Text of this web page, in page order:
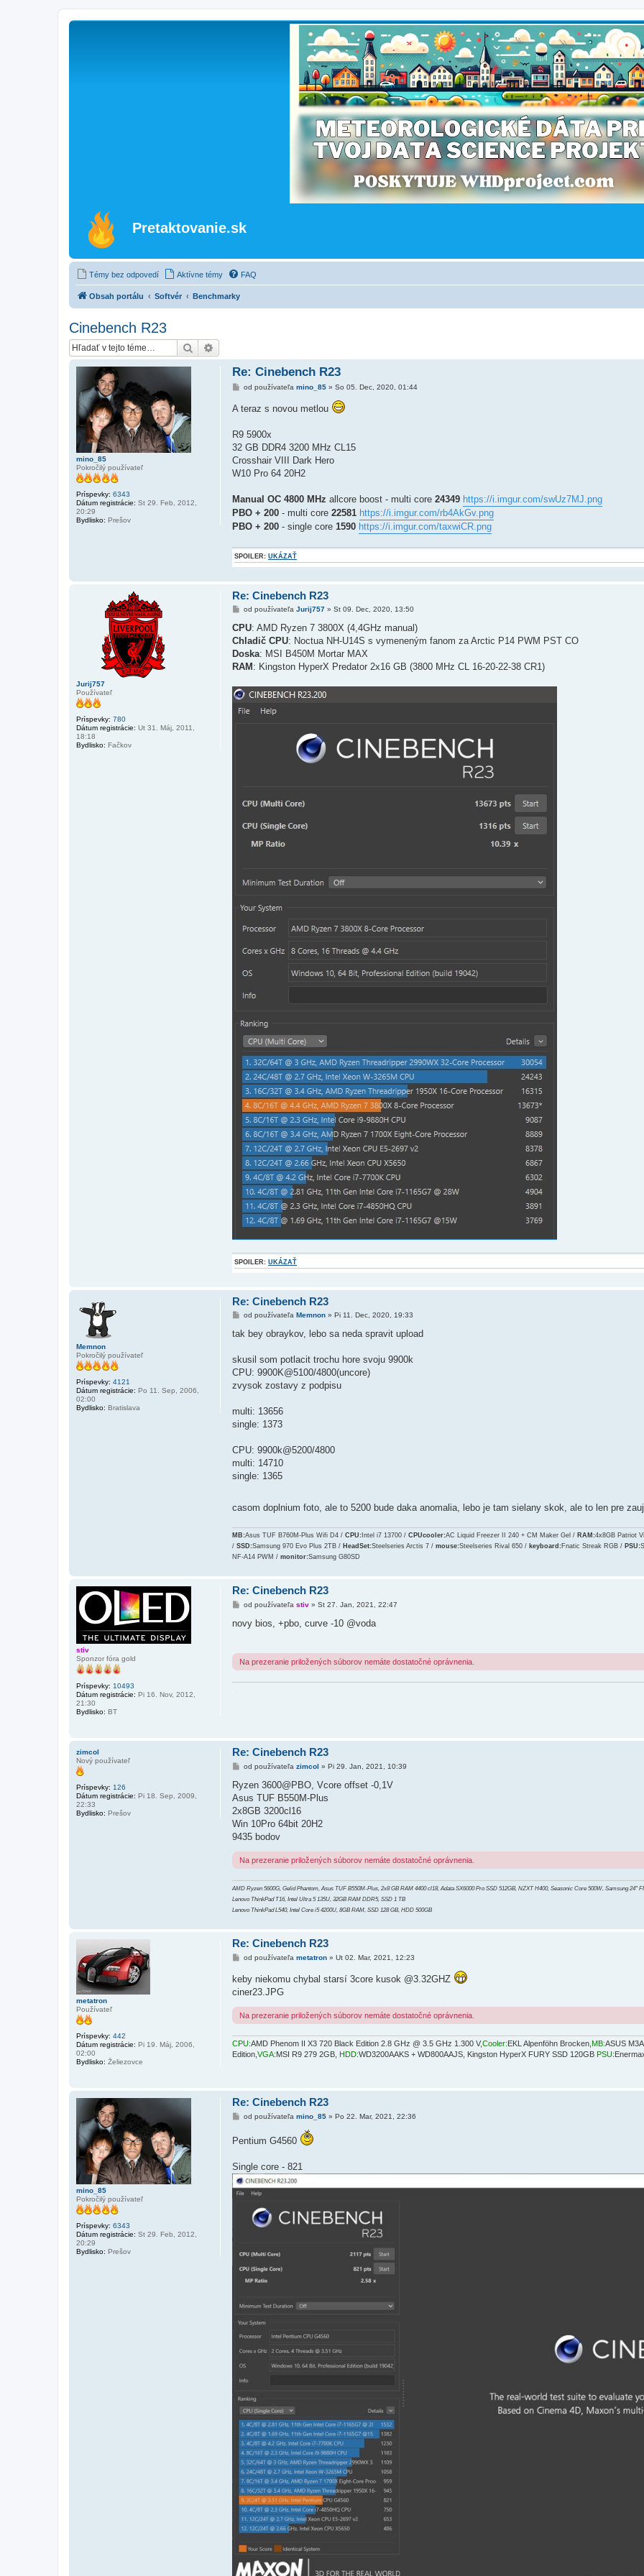
Pretaktovanie.sk
Témy bez odpovedí Aktívne témy FAQ
Obsah portálu Softvér Benchmarky
Cinebench R23
Hľadať
mino_85
Pokročilý používateľ
Príspevky: 6343
Dátum registrácie: St 29. Feb, 2012,
20:29
Bydlisko: Prešov
Re: Cinebench R23
P
s
e
v
o
od používateľa mino_85» So 05. Dec, 2020, 01:44
A teraz s novou metlou
R9 5900x
32 GB DDR4 3200 MHz CL15
Crosshair VIII Dark Hero
W10 Pro 64 20H2
Manual OC 4800 MHz allcore boost - multi core 24349 https://i.imgur.com/swUz7MJ.png
PBO + 200 - multi core 22581 https://i.imgur.com/rb4AkGv.png
PBO + 200 - single core 1590 https://i.imgur.com/taxwiCR.png
SPOILER: UKÁZAŤ
Jurij757
Používateľ
Príspevky: 780
Dátum registrácie: Ut 31. Máj, 2011,
18:18
Bydlisko: Fačkov
Re: Cinebench R23
P
í
p
e
o
od používateľa Jurij757» St 09. Dec, 2020, 13:50
CPU: AMD Ryzen 7 3800X (4,4GHz manual)
Chladič CPU: Noctua NH-U14S s vymeneným fanom za Arctic P14 PWM PST CO
Doska: MSI B450M Mortar MAX
RAM : Kingston HyperX Predator 2x16 GB (3800 MHz CL 16-20-22-38 CR1)
SPOILER: UKÁZAŤ
Memnon
Pokročilý používateľ
Príspevky: 4121
Dátum registrácie: Po 11. Sep, 2006,
02:00
Bydlisko: Bratislava
Re: Cinebench R23
P
í
e
o
k
od používateľa Memnon» Pi 11. Dec, 2020, 19:33
tak bey obraykov, lebo sa neda spravit upload
skusil som potlacit trochu hore svoju 9900k
CPU: 9900K@5100/4800(uncore)
zvysok zostavy z podpisu
multi: 13656
single: 1373
CPU: 9900k@5200/4800
multi: 14710
single: 1365
casom doplnium foto, ale to 5200 bude daka anomalia, lebo je tam sielany skok, ale to len pre
MB:Asus TUF B760M-Plus Wifi D4 / CPU: Intel i7 13700 / CPUcooler:AC Liquid Freezer II 240 + CM Maker Gel / RAM:4x8GB Patriot
/ SSD:Samsung 970 Evo Plus 2TB / HeadSet:Steelseries Arctis 7 / mouse:Steelseries Rival 650 / keyboard:Fnatic Streak RGB / PSU:
NF-A14 PWM / monitor:Samsung G80SD
stiv
Sponzor fóra gold
Príspevky: 10493
Dátum registrácie: Pi 16. Nov, 2012,
21:30
Bydlisko: BT
Re: Cinebench R23
P
í
v
o
k
od používateľa stiv» St 27. Jan, 2021, 22:47
novy bios, +pbo, curve -10 @voda
Na prezeranie priložených súborov nemáte dostatočné oprávnenia.
zimcol
Nový používateľ
Príspevky: 126
Dátum registrácie: Pi 18. Sep, 2009,
22:33
Bydlisko: Prešov
Re: Cinebench R23
P
í
s
p
e
o
k
od používateľa zimcol » Pi 29. Jan, 2021, 10:39
Ryzen 3600@PBO, Vcore offset -0,1V
Asus TUF B550M-Plus
2x8GB 3200cl16
Win 10Pro 64bit 20H2
9435 bodov
Na prezeranie priložených súborov nemáte dostatočné oprávnenia.
AMD Ryzen 5600G, Gelid Phantom, Asus TUF B550M-Plus, 2x8 GB RAM 4400 cl18, Adata SX6000 Pro SSD 512GB, NZXT H400, Seasonic Core 500W, Samsung 24"
Lenovo ThinkPad T16, Intel Ultra 5 135U, 32GB RAM DDR5, SSD 1 TB
Lenovo ThinkPad L540, Intel Core i5 4200U, 8GB RAM, SSD 128 GB, HDD 500GB
metatron
Používateľ
Príspevky: 442
Dátum registrácie: Pi 19. Máj, 2006,
02:00
Bydlisko: Želiezovce
Re: Cinebench R23
P
í
s
p
v
o
k
od používateľa metatron» Ut 02. Mar, 2021, 12:23
keby niekomu chybal starsí 3core kusok @3.32GHZ
ciner23.JPG
Na prezeranie priložených súborov nemáte dostatočné oprávnenia.
CPU:AMD Phenom II X3 720 Black Edition 2.8 GHz @ 3.5 GHz 1.300 V,Cooler:EKL Alpenföhn Brocken, MB:ASUS
Edition, VGA:MSI R9 279 2GB, HDD:WD3200AAKS + WD800AAJS, Kingston HyperX FURY SSD 120GB PSU:
mino_85
Pokročilý používateľ
Príspevky: 6343
Dátum registrácie: St 29. Feb, 2012,
20:29
Bydlisko: Prešov
Re: Cinebench R23
P
s
v
o
k
od používateľa mino_85» Po 22. Mar, 2021, 22:36
Pentium G4560
Single core - 821